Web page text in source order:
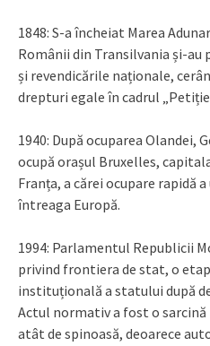
1848: S-a încheiat Marea
Românii din Transilvania și-
și revendicările naționale,
drepturi egale în cadrul
1940: După ocuparea Olandei,
ocupă orașul Bruxelles,
Franța, a cărei ocupare rapidă
întreaga Europă.
1994: Parlamentul Republicii
privind frontiera de stat, o
instituțională a statului după
Actul normativ a fost o sarcină
atât de spinoasă, deoarece